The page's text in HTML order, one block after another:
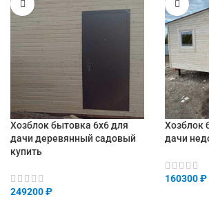
Хозблок бытовка 6х6 для
дачи деревянный садовый
купить
249200₽
Хозблок
дачи
160300₽